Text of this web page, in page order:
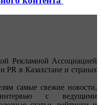
Рекламной Ассоциацией
PR в Казахстане и странах
самые свежие новости,
с ведущими